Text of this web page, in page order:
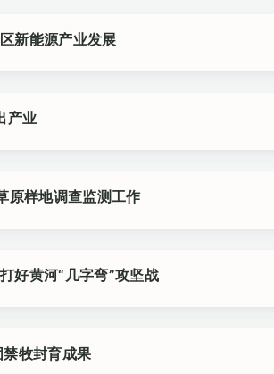
新能源产业发展
产业
原样地调查监测工作
好黄河“几字弯”攻坚战
牧封育成果